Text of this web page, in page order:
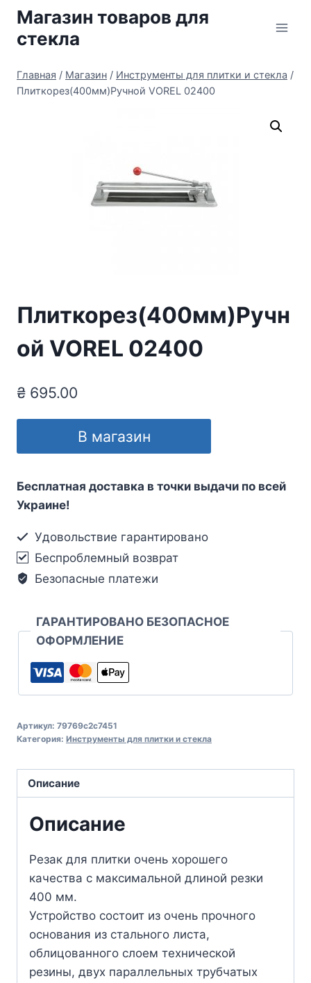
Перейти
содержимому
Магазин товаров для
стекла
Главная / Магазин / Инструменты для плитки и стекла /
Плиткорез(400мм)Ручной VOREL 02400
Плиткорез(400мм)Ручн
ой VOREL 02400
₴ 695.00
В магазин
Бесплатная доставка в точки выдачи по всей
Украине!
Удовольствие гарантировано
Беспроблемный возврат
Безопасные платежи
ГАРАНТИРОВАНО БЕЗОПАСНОЕ
ОФОРМЛЕНИЕ
Артикул: 79769c2c7451
Категория: Инструменты для плитки и стекла
Описание
Описание
Резак для плитки очень хорошего
качества с максимальной длиной резки
400 мм.
Устройство состоит из очень прочного
основания из стального листа,
облицованного слоем технической
резины, двух параллельных трубчатых